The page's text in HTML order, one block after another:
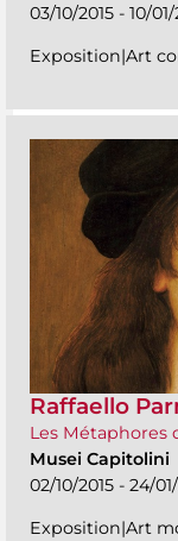
03/10/2015 - 10/
Exposition|Art
Raffaello
Les Métaphores
Musei Capitolini
02/10/2015 - 24/
Exposition|Art